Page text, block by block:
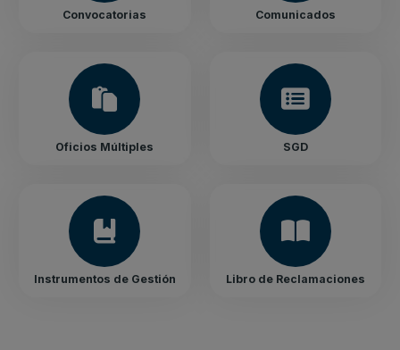
Convocatorias Comunicados
Oficios Múltiples SGD
Instrumentos de Gestión Libro de Reclamaciones